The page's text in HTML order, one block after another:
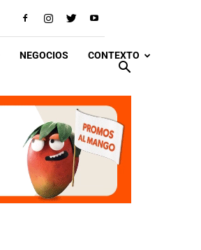
NEGOCIOS CONTEXTO